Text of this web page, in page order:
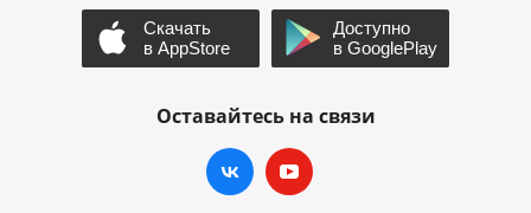
Оставайтесь на связи